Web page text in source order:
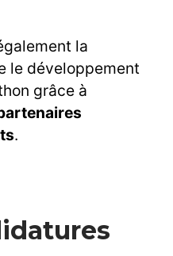
la
le développement
grâce à
.